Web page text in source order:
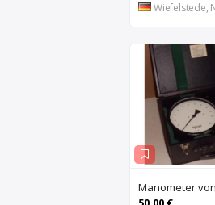
Wiefelstede,
Manometer